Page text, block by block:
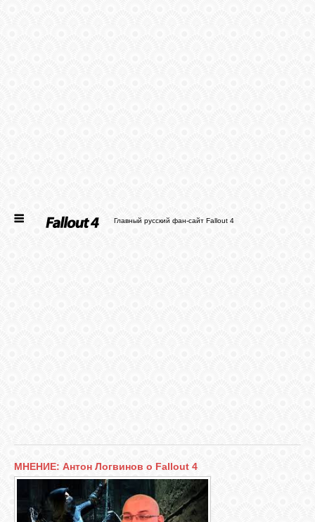
ФОТО
Главный русский фан-сайт Fallout 4
МНЕНИЕ: Антон Логвинов о Fallout 4